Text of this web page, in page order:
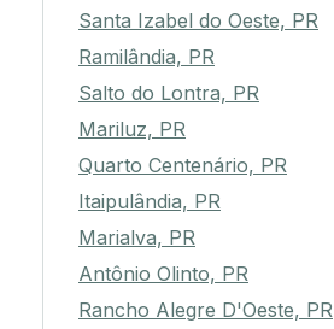
Santa Izabel do Oeste, PR
Ramilândia, PR
Salto do Lontra, PR
Mariluz, PR
Quarto Centenário, PR
Itaipulândia, PR
Marialva, PR
Antônio Olinto, PR
Rancho Alegre D'Oeste, PR